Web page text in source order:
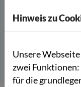
Hinweis zu
Unsere
zwei
für die